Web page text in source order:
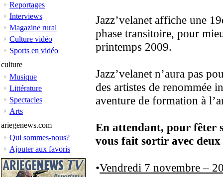
Reportages
Interviews
Magazine rural
Culture vidéo
Sports en vidéo
culture
Musique
Littérature
Spectacles
Arts
ariegenews.com
Qui sommes-nous?
Ajouter aux favoris
Jazz’velanet affiche une
phase transitoire, pour
printemps 2009.
Jazz’velanet n’aura pas
des artistes de renommée
aventure de formation à
En attendant, pour fêter
vous fait sortir avec deux
•Vendredi 7 novembre –